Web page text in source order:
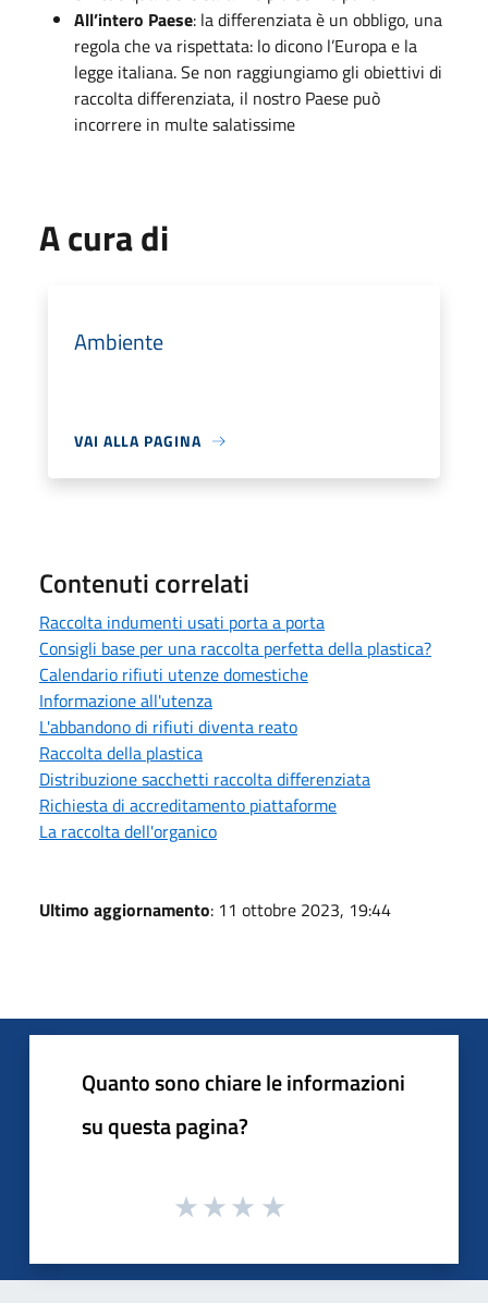
All’intero Paese: la differenziata è un obbligo, una
regola che va rispettata: lo dicono l’Europa e la
legge italiana. Se non raggiungiamo gli obiettivi di
raccolta differenziata, il nostro Paese può
incorrere in multe salatissime
A cura di
Ambiente
VAI ALLA PAGINA
Contenuti correlati
Raccolta indumenti usati porta a porta
Consigli base per una raccolta perfetta della plastica?
Calendario rifiuti utenze domestiche
Informazione all'utenza
L'abbandono di rifiuti diventa reato
Raccolta della plastica
Distribuzione sacchetti raccolta differenziata
Richiesta di accreditamento piattaforme
La raccolta dell'organico
Ultimo aggiornamento: 11 ottobre 2023, 19:44
Quanto sono chiare le informazioni
su questa pagina?